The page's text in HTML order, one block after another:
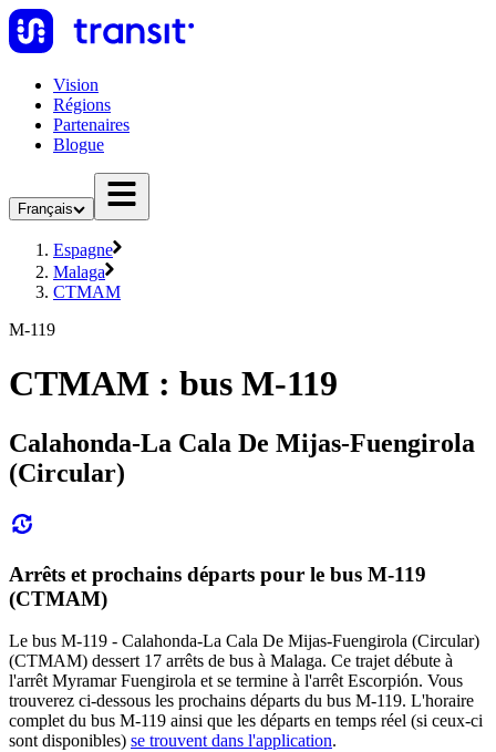
Vision
Régions
Partenaires
Blogue
Français
Espagne
Malaga
CTMAM
M-119
CTMAM : bus M-119
Calahonda-La Cala De Mijas-Fuengirola
(Circular)
Arrêts et prochains départs pour le bus M-119
(CTMAM)
Le bus M-119 - Calahonda-La Cala De Mijas-Fuengirola (Circular)
(CTMAM) dessert 17 arrêts de bus à Malaga. Ce trajet débute à
l'arrêt Myramar Fuengirola et se termine à l'arrêt Escorpión. Vous
trouverez ci-dessous les prochains départs du bus M-119. L'horaire
complet du bus M-119 ainsi que les départs en temps réel (si ceux-ci
sont disponibles) se trouvent dans l'application.